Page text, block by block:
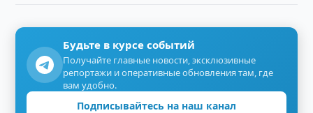
Будьте в курсе событий
Получайте главные новости, эксклюзивные
репортажи и оперативные обновления там, где
вам удобно.
Подписывайтесь на наш канал